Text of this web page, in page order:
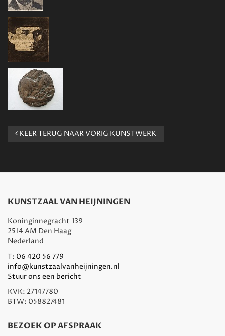
KEER TERUG NAAR VORIG KUNSTWERK
KUNSTZAAL VAN HEIJNINGEN
Koninginnegracht 139
2514 AM Den Haag
Nederland
T: 06 420 56 779
info@kunstzaalvanheijningen.nl
Stuur ons een bericht
KVK: 27147780
BTW: 058827481
BEZOEK OP AFSPRAAK